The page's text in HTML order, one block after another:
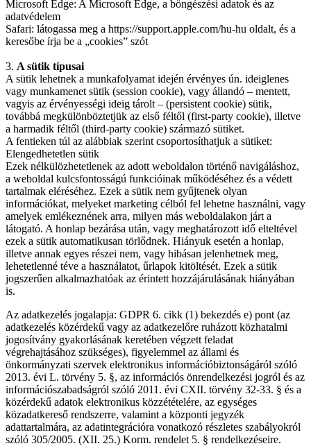
Microsoft Edge: A Microsoft Edge, a böngészési adatok és az
adatvédelem
Safari: látogassa meg a https://support.apple.com/hu-hu oldalt, és a
keresőbe írja be a „cookies” szót
3. A sütik típusai
A sütik lehetnek a munkafolyamat idején érvényes ún. ideiglenes
vagy munkamenet sütik (session cookie), vagy állandó – mentett,
vagyis az érvényességi ideig tárolt – (persistent cookie) sütik,
továbbá megkülönböztetjük az első féltől (first-party cookie), illetve
a harmadik féltől (third-party cookie) származó sütiket.
A fentieken túl az alábbiak szerint csoportosíthatjuk a sütiket:
Elengedhetetlen sütik
Ezek nélkülözhetetlenek az adott weboldalon történő navigáláshoz,
a weboldal kulcsfontosságú funkcióinak működéséhez és a védett
tartalmak eléréséhez. Ezek a sütik nem gyűjtenek olyan
információkat, melyeket marketing célból fel lehetne használni, vagy
amelyek emlékeznének arra, milyen más weboldalakon járt a
látogató. A honlap bezárása után, vagy meghatározott idő elteltével
ezek a sütik automatikusan törlődnek. Hiányuk esetén a honlap,
illetve annak egyes részei nem, vagy hibásan jelenhetnek meg,
lehetetlenné téve a használatot, űrlapok kitöltését. Ezek a sütik
jogszerűen alkalmazhatóak az érintett hozzájárulásának hiányában
is.
Az adatkezelés jogalapja: GDPR 6. cikk (1) bekezdés e) pont (az
adatkezelés közérdekű vagy az adatkezelőre ruházott közhatalmi
jogosítvány gyakorlásának keretében végzett feladat
végrehajtásához szükséges), figyelemmel az állami és
önkormányzati szervek elektronikus információbiztonságáról szóló
2013. évi L. törvény 5. §, az információs önrendelkezési jogról és az
információszabadságról szóló 2011. évi CXII. törvény 32-33. § és a
közérdekű adatok elektronikus közzétételére, az egységes
közadatkereső rendszerre, valamint a központi jegyzék
adattartalmára, az adatintegrációra vonatkozó részletes szabályokról
szóló 305/2005. (XII. 25.) Korm. rendelet 5. § rendelkezéseire.